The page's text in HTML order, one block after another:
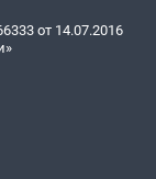
от 14.07.2016